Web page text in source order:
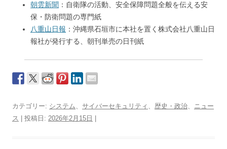
朝雲新聞 ：自衛隊の活動、安全保障問題全般を伝える安
保・防衛問題の専門紙
八重山日報 ：沖縄県石垣市に本社を置く株式会社八重山日
報社が発行する、朝刊単売の日刊紙
カテゴリー: システム、 サイバーセキュリティ 、 歴史・政治、 ニュー
ス
| 投稿日: 2026年2月15日